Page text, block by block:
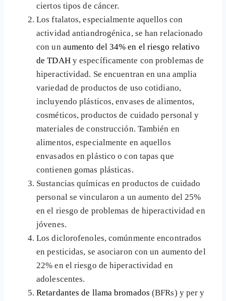
ciertos tipos de cáncer.
Los ftalatos, especialmente aquellos con
actividad antiandrogénica, se han relacionado
con un aumento del 34% en el riesgo relativo
de TDAHy específicamente con problemas de
hiperactividad. Se encuentran en una amplia
variedad de productos de uso cotidiano,
incluyendo plásticos, envases de alimentos,
cosméticos, productos de cuidado personal y
materiales de construcción. También en
alimentos, especialmente en aquellos
envasados en plástico o con tapas que
contienen gomas plásticas.
Sustancias químicas en productos de cuidado
personal se vincularon a un aumento del 25%
en el riesgo de problemas de hiperactividad en
jóvenes.
Los diclorofenoles, comúnmente encontrados
en pesticidas, se asociaron con un aumento del
22% en el riesgo de hiperactividad en
adolescentes.
Retardantes de llama bromados (BFRs) y per y